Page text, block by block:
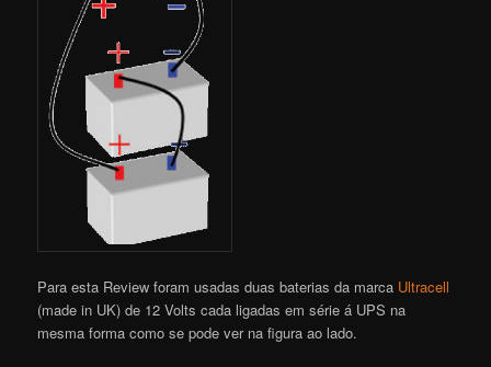
Para esta Review foram usadas duas baterias da marca Ultracell
(made in UK) de 12 Volts cada ligadas em série á UPS na
mesma forma como se pode ver na figura ao lado.